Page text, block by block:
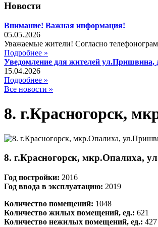
Новости
Внимание! Важная информация!
05.05.2026
Уважаемые жители! Согласно
Подробнее »
Уведомление для жителей ул.Пришвина,
15.04.2026
Подробнее »
Все новости »
8. г.Красногорск,
8. г.Красногорск, мкр.Опалиха,
Год постройки: 2016
Год ввода в эксплуатацию: 2019
Количество помещений: 1048
Количество жилых помещений, ед.: 621
Количество нежилых помещений, ед.: 427